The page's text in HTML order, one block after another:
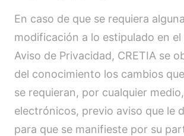
En caso de que se requiera alguna
modificación a lo estipulado en
Aviso de Privacidad, CRETIA se
del conocimiento los cambios
se requieran, por cualquier
electrónicos, previo aviso que le
para que se manifieste por su